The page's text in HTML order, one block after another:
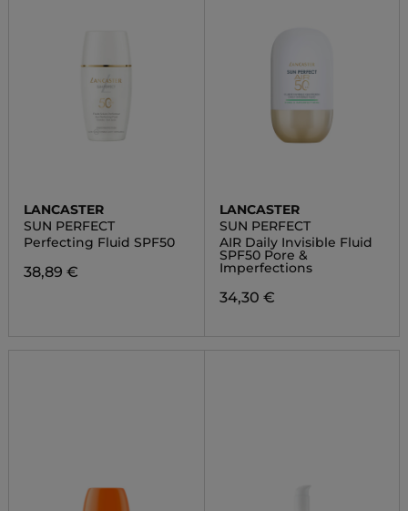
LANCASTER
SUN PERFECT
Perfecting Fluid SPF50
38,89 €
LANCASTER
SUN PERFECT
AIR Daily Invisible Fluid
SPF50 Pore &
Imperfections
34,30 €